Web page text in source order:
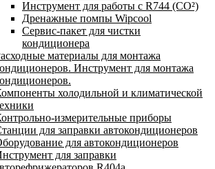
Инструмент для работы с R744 (CO²)
Дренажные помпы Wipcool
Сервис-пакет для чистки
кондиционера
материалы для монтажа
Инструмент для монтажа
холодильной и климатической
измерительные приборы
для заправки автокондиционеров
для автокондиционеров
для заправки